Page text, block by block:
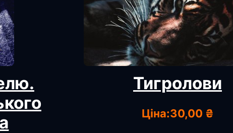
Тигролови
Ціна:30,00 ₴